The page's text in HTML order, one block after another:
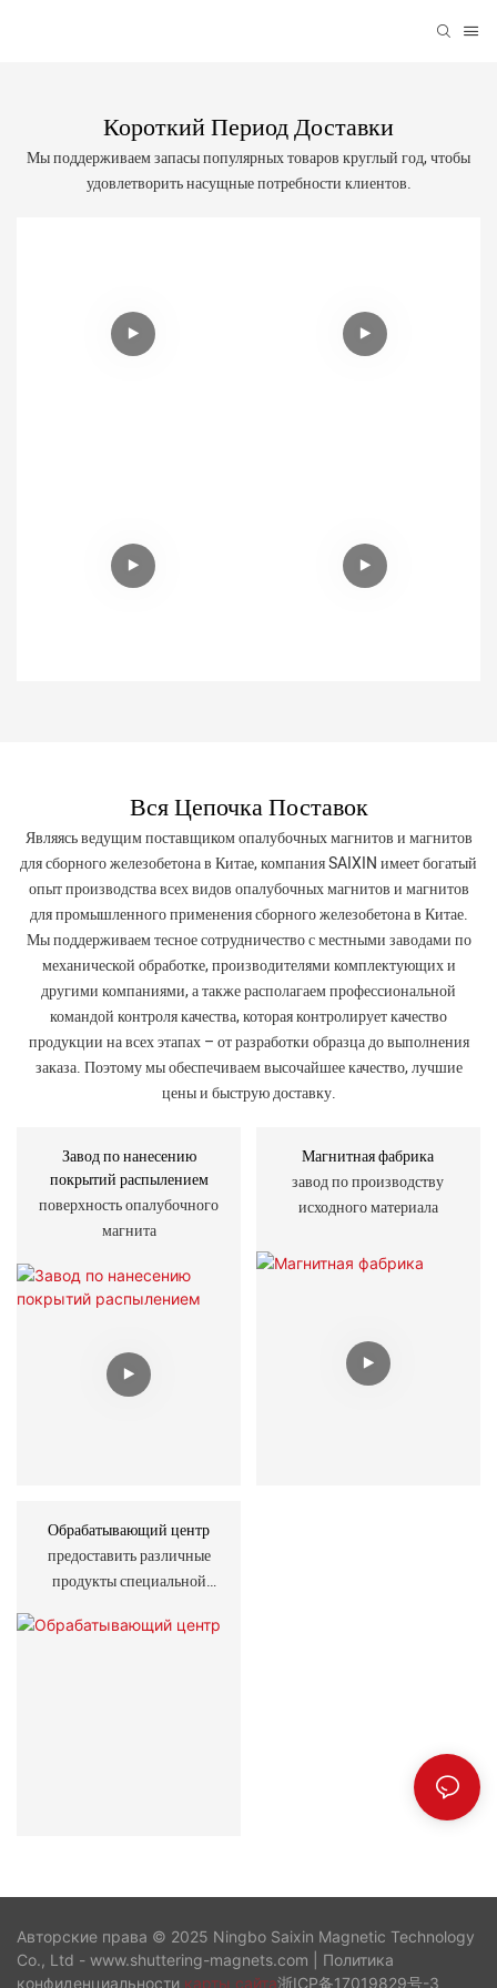
Короткий Период Доставки
Мы поддерживаем запасы популярных товаров круглый год, чтобы
удовлетворить насущные потребности клиентов.
Вся Цепочка Поставок
Являясь ведущим поставщиком опалубочных магнитов и магнитов
для сборного железобетона в Китае, компания SAIXIN имеет богатый
опыт производства всех видов опалубочных магнитов и магнитов
для промышленного применения сборного железобетона в Китае.
Мы поддерживаем тесное сотрудничество с местными заводами по
механической обработке, производителями комплектующих и
другими компаниями, а также располагаем профессиональной
командой контроля качества, которая контролирует качество
продукции на всех этапах – от разработки образца до выполнения
заказа. Поэтому мы обеспечиваем высочайшее качество, лучшие
цены и быструю доставку.
Завод по нанесению
покрытий распылением
поверхность опалубочного
магнита
Магнитная фабрика
завод по производству
исходного материала
Обрабатывающий центр
предоставить различные
продукты специальной
Авторские права © 2025 Ningbo Saixin Magnetic Technology
Co., Ltd - www.shuttering-magnets.com |
Политика
конфиденциальности карты сайта浙ICP备17019829号-3